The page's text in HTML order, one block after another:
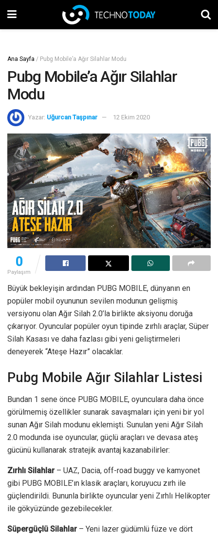
Ana Sayfa / Pubg Mobile’a Ağır Silahlar Modu
Pubg Mobile’a Ağır Silahlar
Modu
Yazar: Uğurcan Taşpınar 12 Ekim 2020
0
Paylaşım
Büyük bekleyişin ardından PUBG MOBILE, dünyanın en
popüler mobil oyununun sevilen modunun gelişmiş
versiyonu olan Ağır Silah 2.0’la birlikte aksiyonu doruğa
çıkarıyor. Oyuncular popüler oyun tipinde zırhlı araçlar, Süper
Silah Kasası ve daha fazlası gibi yeni geliştirmeleri
deneyerek “Ateşe Hazır” olacaklar.
Pubg Mobile Ağır Silahlar Listesi
Bundan 1 sene önce PUBG MOBILE, oyunculara daha önce
görülmemiş özellikler sunarak savaşmaları için yeni bir yol
sunan Ağır Silah modunu eklemişti. Sunulan yeni Ağır Silah
2.0 modunda ise oyuncular, güçlü araçları ve devasa ateş
gücünü kullanarak stratejik avantaj kazanabilirler:
Zırhlı Silahlar– UAZ, Dacia, off-road buggy ve kamyonet
gibi PUBG MOBILE’ın klasik araçları, koruyucu zırh ile
güçlendirildi. Bununla birlikte oyuncular yeni Zırhlı Helikopter
ile gökyüzünde gezebilecekler.
Süpergüçlü Silahlar– Yeni lazer güdümlü füze ve dört